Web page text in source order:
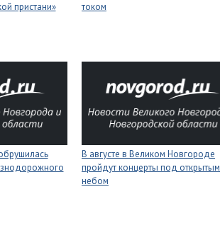
пристани»
током
В августе в Великом Новгороде
пройдут концерты под открытым
небом